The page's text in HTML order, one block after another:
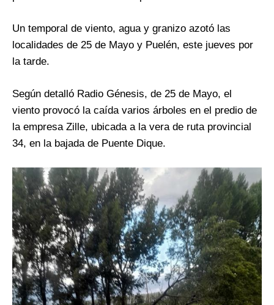
Un temporal de viento, agua y granizo azotó las
localidades de 25 de Mayo y Puelén, este jueves por
la tarde.
Según detalló Radio Génesis, de 25 de Mayo, el
viento provocó la caída varios árboles en el predio de
la empresa Zille, ubicada a la vera de ruta provincial
34, en la bajada de Puente Dique.